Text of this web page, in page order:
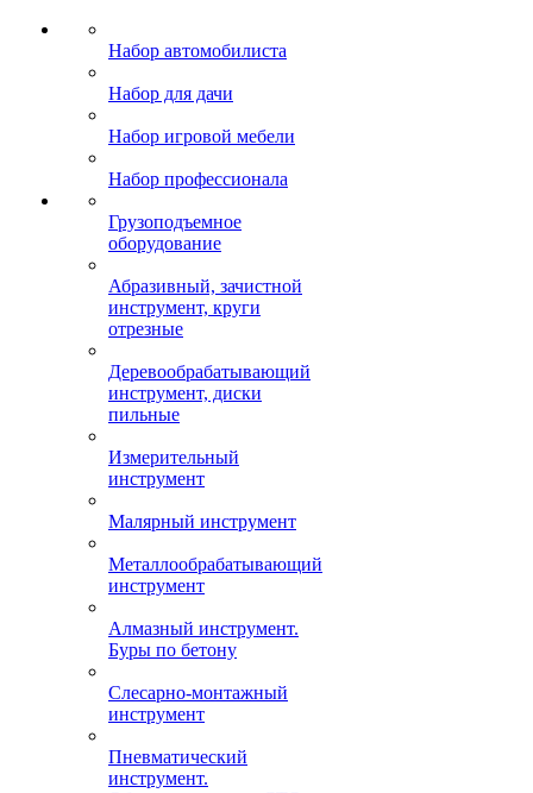
Набор автомобилиста
Набор для дачи
Набор игровой мебели
Набор профессионала
Грузоподъемное
оборудование
Абразивный, зачистной
инструмент, круги
отрезные
Деревообрабатывающий
инструмент, диски
пильные
Измерительный
инструмент
Малярный инструмент
Металлообрабатывающий
инструмент
Алмазный инструмент.
Буры по бетону
Слесарно-монтажный
инструмент
Пневматический
инструмент.